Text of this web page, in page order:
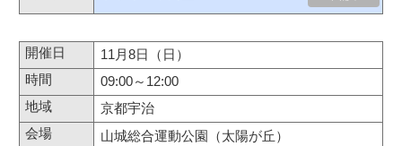
11月8日（日）
09:00～12:00
京都宇治
山城総合運動公園（太陽が丘）